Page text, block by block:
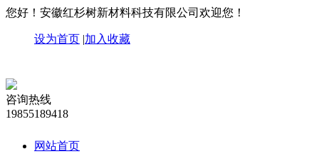
您好！安徽红杉树新材料科技有限公司欢迎您！
设为首页 |加入收藏
咨询热线
19855189418
网站首页